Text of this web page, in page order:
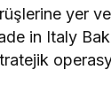
yer
in Italy